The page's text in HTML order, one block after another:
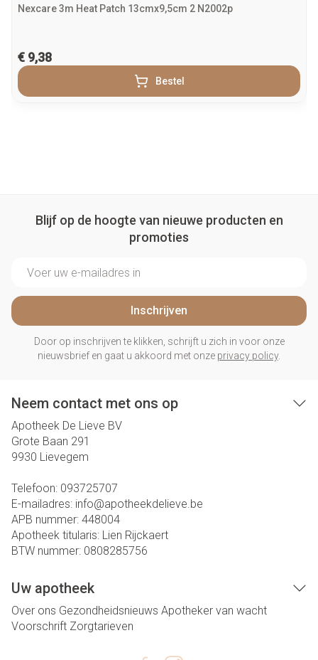
Nexcare 3m Heat Patch 13cmx9,5cm 2 N2002p
€ 9,38
Bestel
Blijf op de hoogte van nieuwe producten en
promoties
Inschrijven
Door op inschrijven te klikken, schrijft u zich in voor onze
nieuwsbrief en gaat u akkoord met onze privacy policy.
Neem contact met ons op
Apotheek De Lieve BV
Grote Baan 291
9930 Lievegem
Telefoon: 093725707
E-mailadres: info@apotheekdelieve.be
APB nummer: 448004
Apotheek titularis: Lien Rijckaert
BTW nummer: 0808285756
Uw apotheek
Over ons Gezondheidsnieuws Apotheker van wacht
Voorschrift Zorgtarieven